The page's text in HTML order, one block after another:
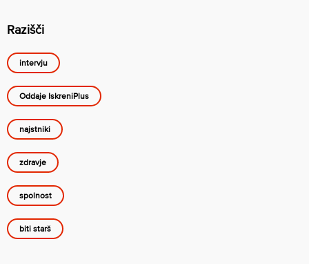
Razišči
intervju
Oddaje IskreniPlus
najstniki
zdravje
spolnost
biti starš